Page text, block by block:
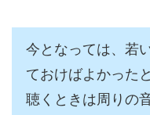
今となっては、若
ておけばよかった
聴くときは周りの